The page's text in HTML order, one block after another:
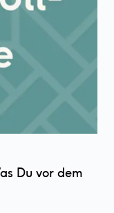
Du vor dem